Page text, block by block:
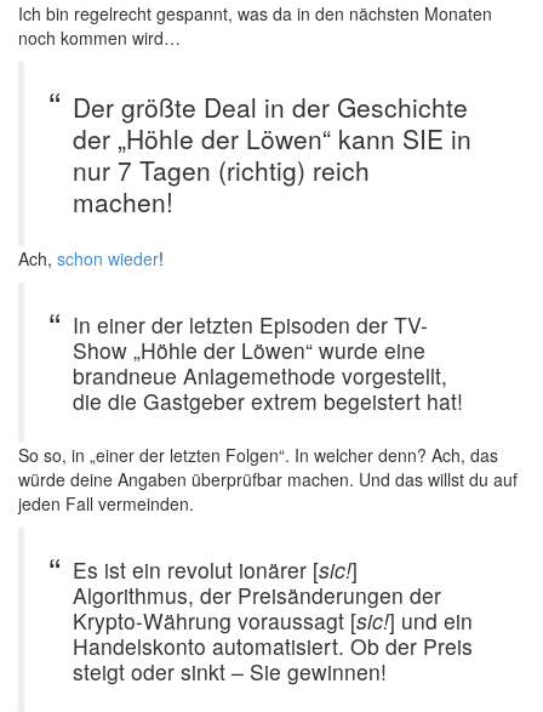
Ich bin regelrecht gespannt, was da in den nächsten Monaten
noch kommen wird…
Der größte Deal in der Geschichte
der „Höhle der Löwen“ kann SIE in
nur 7 Tagen (richtig) reich
machen!
Ach, schon wieder!
In einer der letzten Episoden der TV-
Show „Höhle der Löwen“ wurde eine
brandneue Anlagemethode vorgestellt,
die die Gastgeber extrem begeistert hat!
So so, in „einer der letzten Folgen“. In welcher denn? Ach, das
würde deine Angaben überprüfbar machen. Und das willst du auf
jeden Fall vermeinden.
Es ist ein revolut ionärer [sic!]
Algorithmus, der Preisänderungen der
Krypto-Währung voraussagt [sic!] und ein
Handelskonto automatisiert. Ob der Preis
steigt oder sinkt – Sie gewinnen!